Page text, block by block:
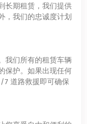
长期租赁，我们提供
，我们的忠诚度计划
我们所有的租赁车辆
保护。如果出现任何
7 道路救援即可确保